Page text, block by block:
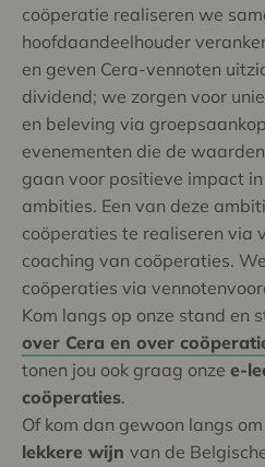
coöperatie realiseren we
hoofdaandeelhouder
en geven Cera-vennoten
dividend; we zorgen voor
en beleving via
evenementen die de
gaan voor positieve impact
ambities. Een van deze
coöperaties te realiseren via
coaching van coöperaties.
coöperaties via
Kom langs op onze stand en
over Cera en over
tonen jou ook graag onze e-
coöperaties.
Of kom dan gewoon langs
lekkere wijn van de